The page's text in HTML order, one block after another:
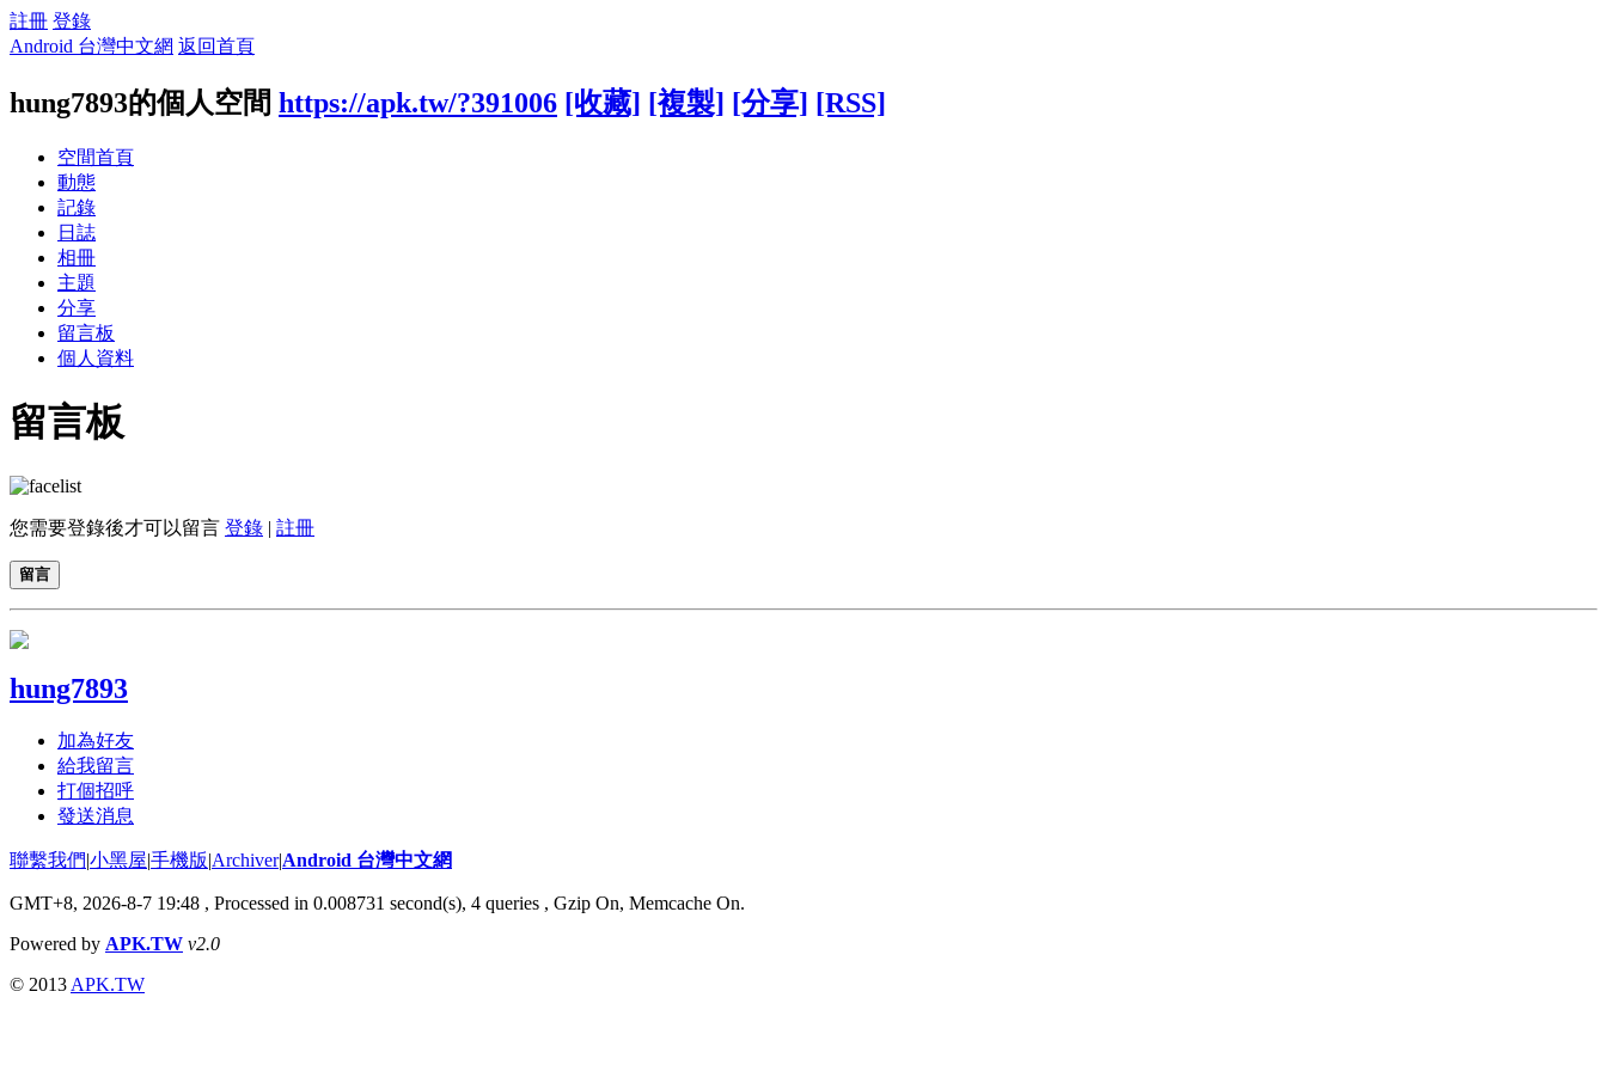
註冊 登錄
Android 台灣中文網 返回首頁
hung7893的個人空間 https://apk.tw/?391006 [收藏] [複製] [分享] [RSS]
空間首頁
動態
記錄
日誌
相冊
主題
分享
留言板
個人資料
留言板
您需要登錄後才可以留言 登錄 | 註冊
留言
hung7893
加為好友
給我留言
打個招呼
發送消息
聯繫我們|小黑屋|手機版|Archiver|Android 台灣中文網
GMT+8, 2026-8-7 19:48 , Processed in 0.008731 second(s), 4 queries , Gzip On, Memcache On.
Powered by APK.TW v2.0
© 2013 APK.TW